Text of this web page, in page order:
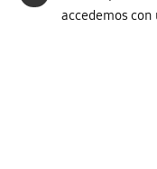
accedemos con